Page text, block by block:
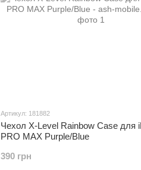
Артикул: 181882
Чехол X-Level Rainbow Case для
PRO MAX Purple/Blue
390 грн